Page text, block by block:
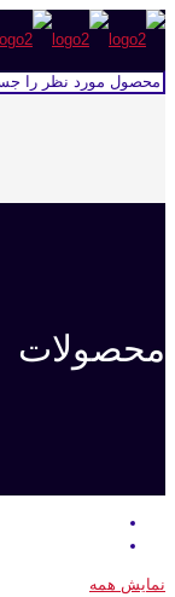
محصولات
نمایش همه